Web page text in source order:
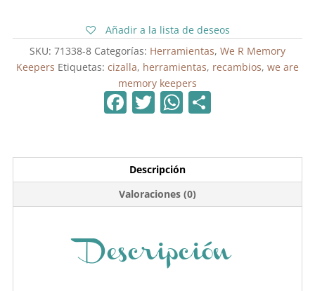
Añadir a la lista de deseos
SKU: 71338-8 Categorías: Herramientas, We R Memory
Keepers Etiquetas: cizalla, herramientas, recambios, we are
memory keepers
F
e
b
o
k
T
er
W
A
p
p
ar
tir
Descripción
Valoraciones (0)
Descripción